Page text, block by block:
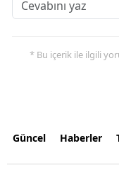
* Bu içerik ile ilgili
Güncel Haberler